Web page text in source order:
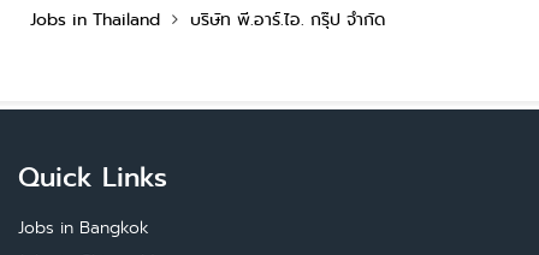
Jobs in Thailand บริษัท พี.อาร์.ไอ. กรุ๊ป จำกัด
Quick Links
Jobs in Bangkok